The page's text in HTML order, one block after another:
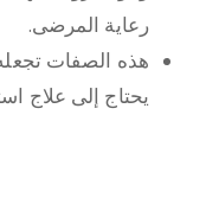
رعاية المرضى.
هذه الصفات
يحتاج إلى علاج